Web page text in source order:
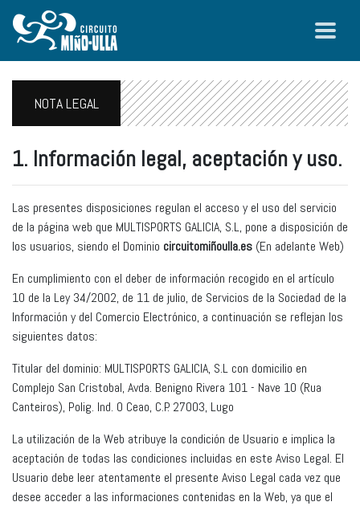
NOTA LEGAL
1. Información legal, aceptación y uso.
Las presentes disposiciones regulan el acceso y el uso del servicio
de la página web que MULTISPORTS GALICIA, S.L, pone a disposición de
los usuarios, siendo el Dominio circuitomiñoulla.es (En adelante Web)
En cumplimiento con el deber de información recogido en el artículo
10 de la Ley 34/2002, de 11 de julio, de Servicios de la Sociedad de la
Información y del Comercio Electrónico, a continuación se reflejan los
siguientes datos:
Titular del dominio: MULTISPORTS GALICIA, S.L con domicilio en
Complejo San Cristobal, Avda. Benigno Rivera 101 - Nave 10 (Rua
Canteiros), Polig. Ind. O Ceao, C.P. 27003, Lugo
La utilización de la Web atribuye la condición de Usuario e implica la
aceptación de todas las condiciones incluidas en este Aviso Legal. El
Usuario debe leer atentamente el presente Aviso Legal cada vez que
desee acceder a las informaciones contenidas en la Web, ya que el